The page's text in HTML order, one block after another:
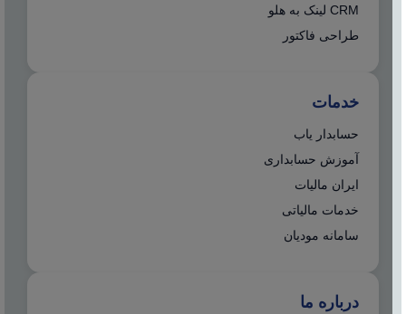
CRM لینک به هلو
طراحی فاکتور
خدمات
حسابدار یاب
آموزش حسابداری
ایران مالیات
خدمات مالیاتی
سامانه مودیان
درباره ما